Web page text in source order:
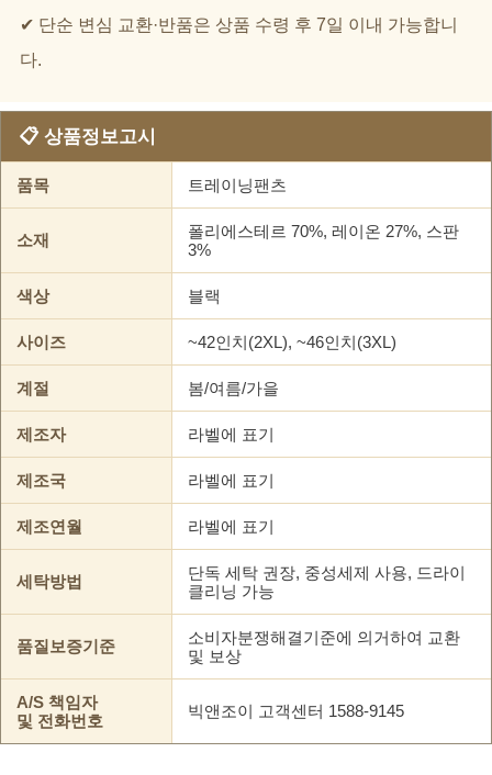
✔ 단순 변심 교환·반품은 상품 수령 후 7일 이내 가능합니
다.
📋 상품정보고시
품목 트레이닝팬츠
소재
폴리에스테르 70%, 레이온 27%, 스판
3%
색상 블랙
사이즈 ~42인치(2XL), ~46인치(3XL)
계절 봄/여름/가을
제조자 라벨에 표기
제조국 라벨에 표기
제조연월 라벨에 표기
세탁방법
단독 세탁 권장, 중성세제 사용, 드라이
클리닝 가능
품질보증기준
소비자분쟁해결기준에 의거하여 교환
및 보상
A/S 책임자
및 전화번호
빅앤조이 고객센터 1588-9145